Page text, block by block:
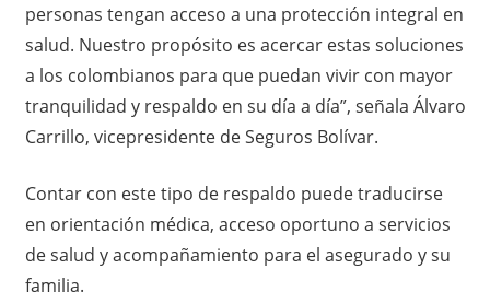
personas tengan acceso a una protección integral en
salud. Nuestro propósito es acercar estas soluciones
a los colombianos para que puedan vivir con mayor
tranquilidad y respaldo en su día a día”, señala Álvaro
Carrillo, vicepresidente de Seguros Bolívar.
Contar con este tipo de respaldo puede traducirse
en orientación médica, acceso oportuno a servicios
de salud y acompañamiento para el asegurado y su
familia.